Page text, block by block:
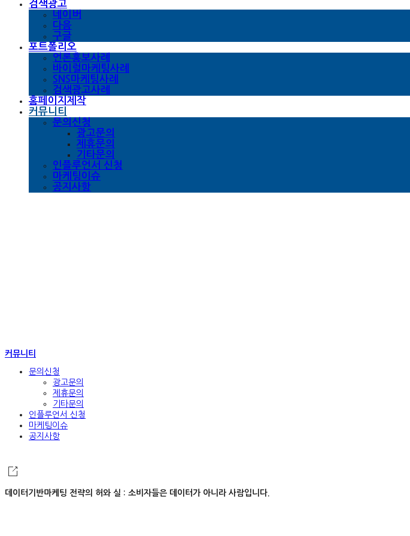
검색광고
네이버
다음
구글
포트폴리오
언론홍보사례
바이럴마케팅사례
SNS마케팅사례
검색광고사례
홈페이지제작
커뮤니티
문의신청
광고문의
제휴문의
기타문의
인플루언서 신청
마케팅이슈
공지사항
커뮤니티
문의신청
광고문의
제휴문의
기타문의
인플루언서 신청
마케팅이슈
공지사항
데이터기반마케팅 전략의 허와 실 : 소비자들은 데이터가 아니라 사람입니다.